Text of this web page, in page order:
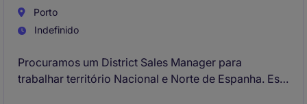
Porto
Indefinido
Procuramos um District Sales Manager para
trabalhar território Nacional e Norte de Espanha. Este